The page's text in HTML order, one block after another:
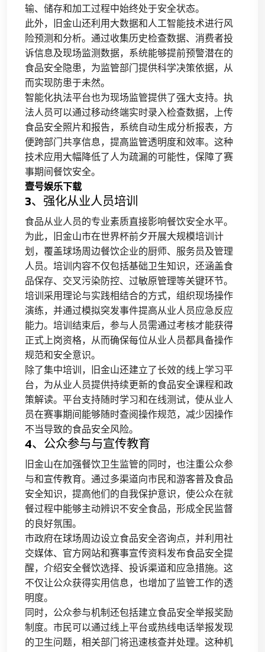
输、储存和加工过程中始终处于安全状态。
此外，旧金山还利用大数据和人工智能技术进行风
险预测和分析。通过收集历史检查数据、消费者投
诉信息及现场监测数据，系统能够提前预警潜在的
食品安全隐患，为监管部门提供科学决策依据，从
而实现防患于未然。
智能化执法平台也为现场监管提供了强大支持。执
法人员可以通过移动终端实时录入检查数据，上传
食品安全照片和报告，系统自动生成分析报表，方
便跨部门共享信息，提高监管透明度和效率。这种
技术应用大幅降低了人为疏漏的可能性，保障了赛
事期间餐饮安全。
壹号娱乐下载
3、强化从业人员培训
食品从业人员的专业素质直接影响餐饮安全水平。
为此，旧金山市在世界杯前夕开展大规模培训计
划，覆盖球场周边餐饮企业的厨师、服务员及管理
人员。培训内容不仅包括基础卫生知识，还涵盖食
品保存、交叉污染防控、过敏原管理等关键环节。
培训采用理论与实践相结合的方式，组织现场操作
演练，并通过模拟突发事件提高从业人员应急反应
能力。培训结束后，参与人员需通过考核才能获得
正式上岗资格，从而确保每位从业人员都具备操作
规范和安全意识。
除了集中培训，旧金山还建立了长效的线上学习平
台，为从业人员提供持续更新的食品安全课程和政
策解读。平台支持随时学习和在线测试，使从业人
员在赛事期间能够随时查阅操作规范，减少因操作
不当导致的食品安全风险。
4、公众参与与宣传教育
旧金山在加强餐饮卫生监管的同时，也注重公众参
与和宣传教育。通过多渠道向市民和游客普及食品
安全知识，提高他们的自我保护意识，使公众在就
餐过程中能够主动辨识不安全食品，形成全民监督
的良好氛围。
市政府在球场周边设立食品安全咨询点，并利用社
交媒体、官方网站和赛事宣传资料发布食品安全提
醒，介绍安全餐饮选择、投诉渠道和应急措施。这
不仅让公众获得实用信息，也增加了监管工作的透
明度。
同时，公众参与机制还包括建立食品安全举报奖励
制度。市民可以通过线上平台或热线电话举报发现
的卫生问题，相关部门将迅速核查并处理。这种机